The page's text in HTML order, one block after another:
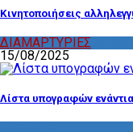
Κινητοποιήσεις
ΔΙΑΜΑΡΤΥΡΙΕΣ
15/08/2025
Λίστα υπογραφών